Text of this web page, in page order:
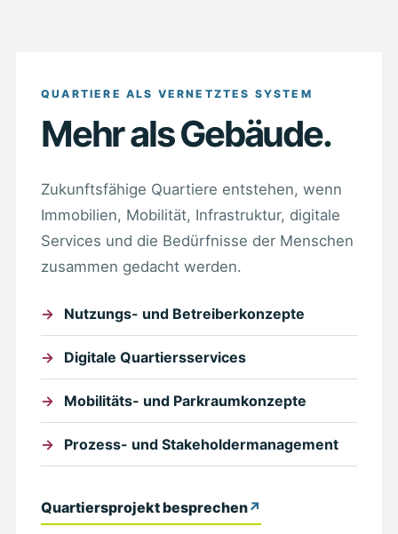
QUARTIERE ALS VERNETZTES SYSTEM
Mehr als Gebäude.
Zukunftsfähige Quartiere entstehen, wenn
Immobilien, Mobilität, Infrastruktur, digitale
Services und die Bedürfnisse der Menschen
zusammen gedacht werden.
Nutzungs- und Betreiberkonzepte
Digitale Quartiersservices
Mobilitäts- und Parkraumkonzepte
Prozess- und Stakeholdermanagement
Quartiersprojekt besprechen↗